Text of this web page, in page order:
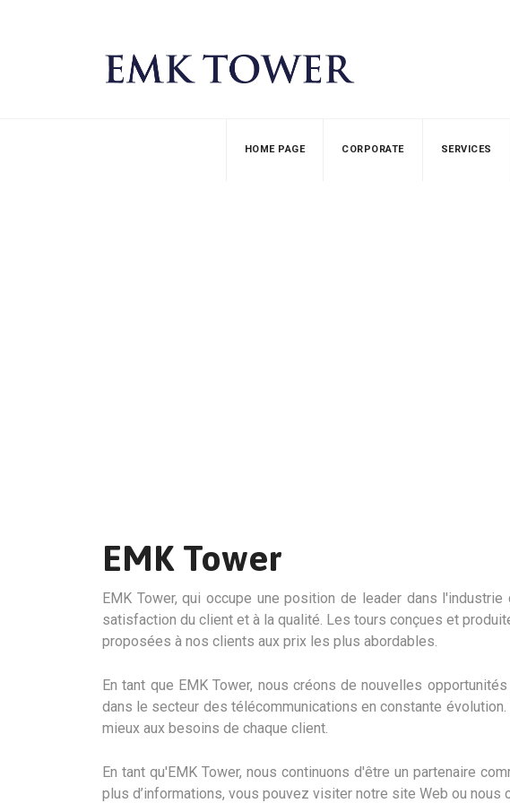
HOME PAGE CORPORATE SERVICES
EMK Tower
EMK Tower, qui occupe une position de leader dans
satisfaction du client et à la qualité. Les tours conçues et
proposées à nos clients aux prix les plus abordables.
En tant que EMK Tower, nous créons de nouvelles
dans le secteur des télécommunications en constante
mieux aux besoins de chaque client.
En tant qu'EMK Tower, nous continuons d'être un partenaire
plus d’informations, vous pouvez visiter notre site Web ou nous